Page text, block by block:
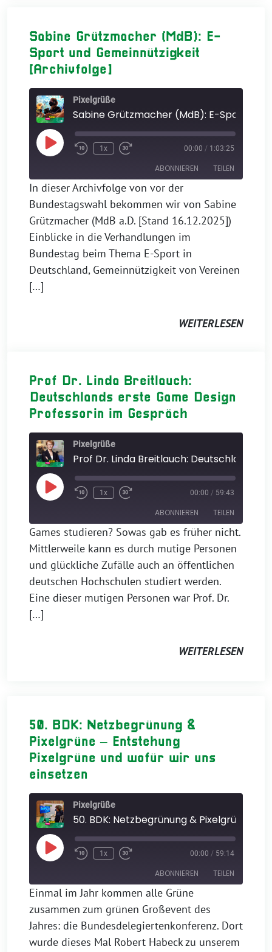
Sabine Grützmacher (MdB): E-
Sport und Gemeinnützigkeit
[Archivfolge]
Pixelgrüße
Play
Episode
1x 00:00 / 1:03:25
ABONNIEREN TEILEN
Apple Podcasts
RSS FEED
TEILEN
EMBED
In dieser Archivfolge von vor der
Bundestagswahl bekommen wir von Sabine
Grützmacher (MdB a.D. [Stand 16.12.2025])
Einblicke in die Verhandlungen im
Bundestag beim Thema E-Sport in
Deutschland, Gemeinnützigkeit von Vereinen
[…]
WEITERLESEN
Prof Dr. Linda Breitlauch:
Deutschlands erste Game Design
Professorin im Gespräch
Pixelgrüße
Play
Episode
1x 00:00 / 59:43
ABONNIEREN TEILEN
Apple Podcasts
RSS FEED
TEILEN
LINK
EMBED
Games studieren? Sowas gab es früher nicht.
Mittlerweile kann es durch mutige Personen
und glückliche Zufälle auch an öffentlichen
deutschen Hochschulen studiert werden.
Eine dieser mutigen Personen war Prof. Dr.
[…]
WEITERLESEN
50. BDK: Netzbegrünung &
Pixelgrüne – Entstehung
Pixelgrüne und wofür wir uns
einsetzen
Pixelgrüße
Play
Episode
1x 00:00 / 59:14
ABONNIEREN TEILEN
Apple Podcasts
RSS FEED
TEILEN
Einmal im Jahr kommen alle Grüne
zusammen zum grünen Großevent des
Jahres: die Bundesdelegiertenkonferenz. Dort
wurde dieses Mal Robert Habeck zu unserem